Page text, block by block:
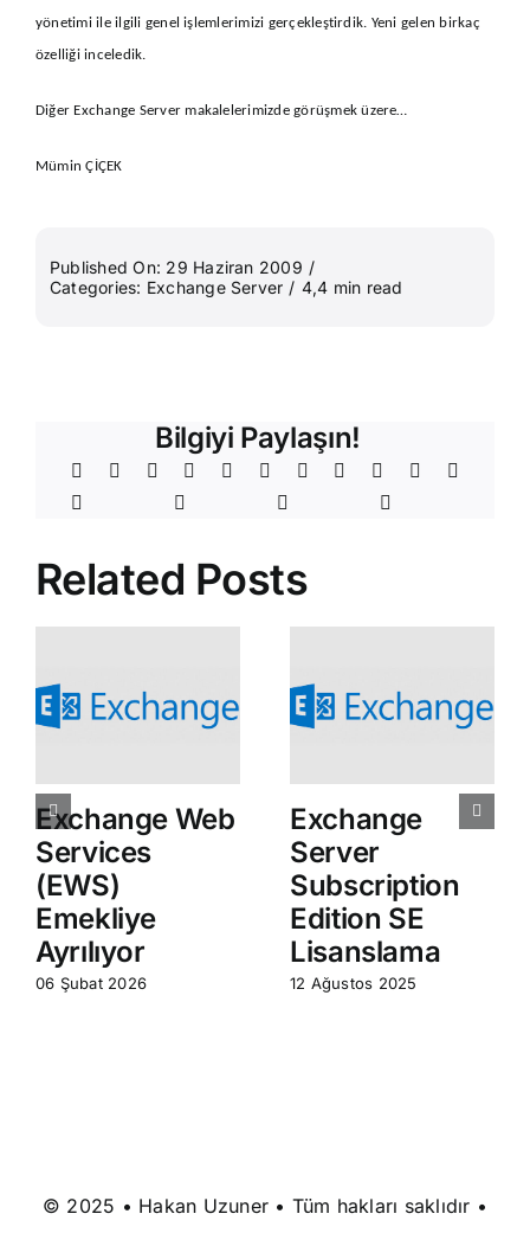
yönetimi ile ilgili genel işlemlerimizi gerçekleştirdik. Yeni gelen birkaç
özelliği inceledik.
Diğer Exchange Server makalelerimizde görüşmek üzere…
Mümin ÇİÇEK
Published On: 29 Haziran 2009 /
Categories: Exchange Server / 4,4 min read
Bilgiyi Paylaşın!
Related Posts
Exchange Web
Services
(EWS)
Emekliye
Ayrılıyor
06 Şubat 2026
Exchange
Server
Subscription
Edition SE
Lisanslama
12 Ağustos 2025
© 2025 • Hakan Uzuner • Tüm hakları saklıdır •